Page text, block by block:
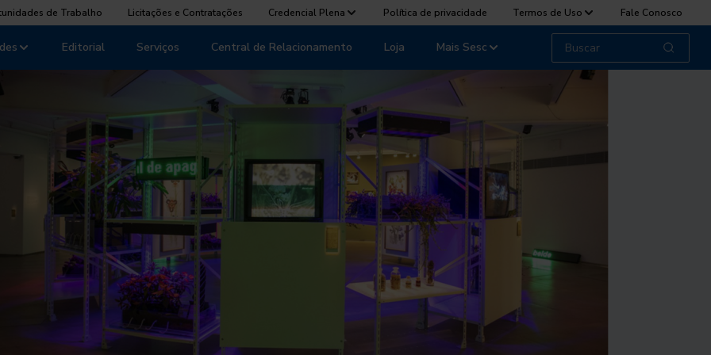
de Trabalho Licitações e Contratações Credencial Plena Política de privacidade Termos de Uso Fale Conosco
Editorial Serviços Central de Relacionamento Loja Mais Sesc